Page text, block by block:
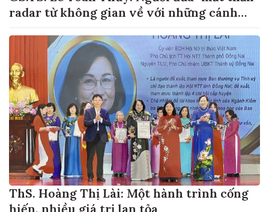
radar từ không gian về với những cánh
ThS. Hoàng Thị Lài: Một hành trình cống
hiến, nhiều giá trị lan tỏa